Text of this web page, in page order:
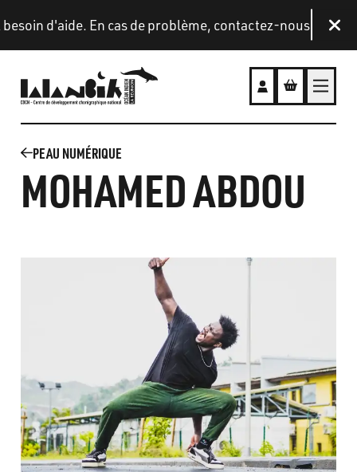
En cas de problème, contactez-nous sur la boîte e-mail
PEAU NUMÉRIQUE
MOHAMED ABDOU